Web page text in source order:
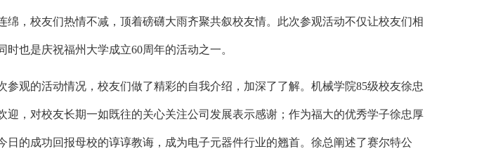
绵，校友们热情不减，顶着磅礴大雨齐聚共叙校友情。此次参观活动不仅让校友们相
也是庆祝福州大学成立60周年的活动之一。
参观的活动情况，校友们做了精彩的自我介绍，加深了了解。机械学院85级校友徐忠
迎，对校友长期一如既往的关心关注公司发展表示感谢；作为福大的优秀学子徐忠厚
日的成功回报母校的谆谆教诲，成为电子元器件行业的翘首。徐总阐述了赛尔特公